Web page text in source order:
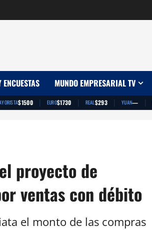
MUNDO EMPRESARIAL TV
$1500 | EURO$1730 | REAL$293 | YUAN— |
proyecto de
ventas con débito
el monto de las compras